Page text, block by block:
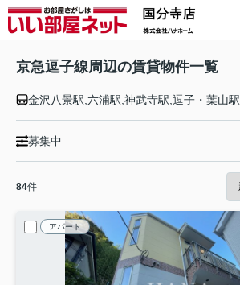
京急逗子線周辺の賃貸物件一覧
金沢八景駅,六浦駅,神武寺駅,逗子・葉山駅
募集中
84件
アパート